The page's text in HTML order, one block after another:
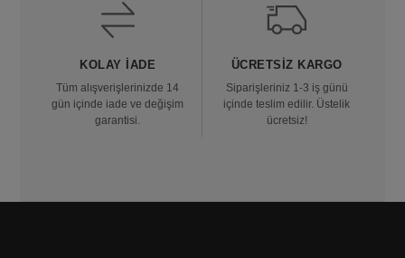
KOLAY İADE
Tüm alışverişlerinizde 14
gün içinde iade ve değişim
garantisi.
ÜCRETSIZ KARGO
Siparişleriniz 1-3 iş günü
içinde teslim edilir. Üstelik
ücretsiz!